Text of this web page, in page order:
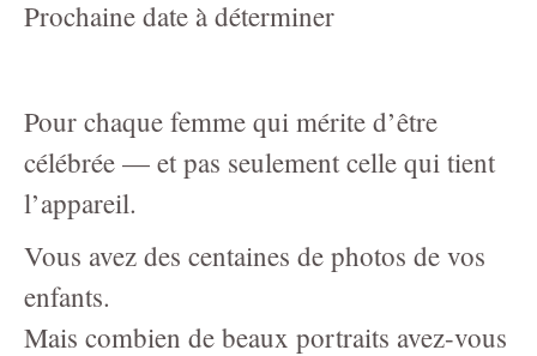
About
Reviews
Video-Behind-the-Scenes/Diaporama-dans-les-coulisses
Investment
Prochaine date à déterminer
Pour chaque femme qui mérite d’être
célébrée — et pas seulement celle qui tient
l’appareil.
Vous avez des centaines de photos de vos
enfants.
Mais combien de beaux portraits avez-vous